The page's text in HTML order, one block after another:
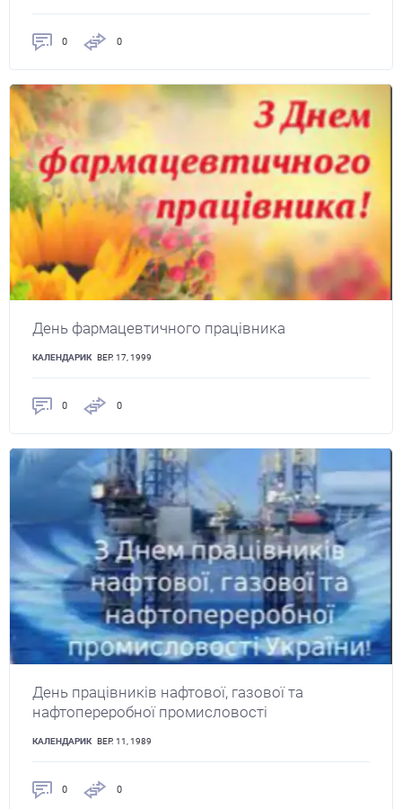
0 0
День фармацевтичного працівника
КАЛЕНДАРИК ВЕР. 17, 1999
0 0
День працівників нафтової, газової та
нафтопереробної промисловості
КАЛЕНДАРИК ВЕР. 11, 1989
0 0